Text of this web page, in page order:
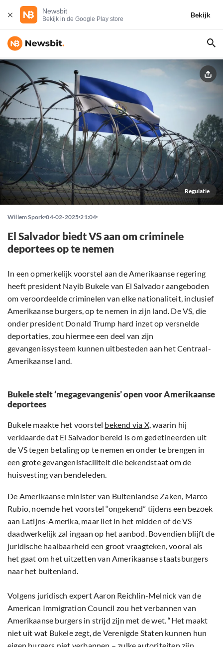
Newsbit
Bekijk in de Google Play store
Bekijk
Regulatie
Willem Spork 04-02-2025 21:04
El Salvador biedt VS aan om criminele
deportees op te nemen
In een opmerkelijk voorstel aan de Amerikaanse regering
heeft president Nayib Bukele van El Salvador aangeboden
om veroordeelde criminelen van elke nationaliteit, inclusief
Amerikaanse burgers, op te nemen in zijn land. De VS, die
onder president Donald Trump hard inzet op versnelde
deportaties, zou hiermee een deel van zijn
gevangenissysteem kunnen uitbesteden aan het Centraal-
Amerikaanse land.
Bukele stelt ‘megagevangenis’ open voor Amerikaanse
deportees
Bukele maakte het voorstel bekend via X, waarin hij
verklaarde dat El Salvador bereid is om gedetineerden uit
de VS tegen betaling op te nemen en onder te brengen in
een grote gevangenisfaciliteit die bekendstaat om de
huisvesting van bendeleden.
De Amerikaanse minister van Buitenlandse Zaken, Marco
Rubio, noemde het voorstel “ongekend” tijdens een bezoek
aan Latijns-Amerika, maar liet in het midden of de VS
daadwerkelijk zal ingaan op het aanbod. Bovendien blijft de
juridische haalbaarheid een groot vraagteken, vooral als
het gaat om het uitzetten van Amerikaanse staatsburgers
naar het buitenland.
Volgens juridisch expert Aaron Reichlin-Melnick van de
American Immigration Council zou het verbannen van
Amerikaanse burgers in strijd zijn met de wet. “Het maakt
niet uit wat Bukele zegt, de Verenigde Staten kunnen hun